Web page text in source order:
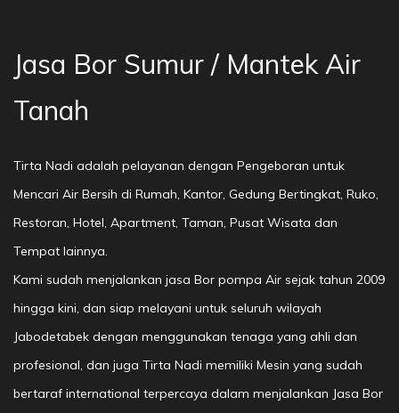
Jasa Bor Sumur / Mantek Air
Tanah
Tirta Nadi adalah pelayanan dengan Pengeboran untuk
Mencari Air Bersih di Rumah, Kantor, Gedung Bertingkat, Ruko,
Restoran, Hotel, Apartment, Taman, Pusat Wisata dan
Tempat lainnya.
Kami sudah menjalankan jasa Bor pompa Air sejak tahun 2009
hingga kini, dan siap melayani untuk seluruh wilayah
Jabodetabek dengan menggunakan tenaga yang ahli dan
profesional, dan juga Tirta Nadi memiliki Mesin yang sudah
bertaraf international terpercaya dalam menjalankan Jasa Bor